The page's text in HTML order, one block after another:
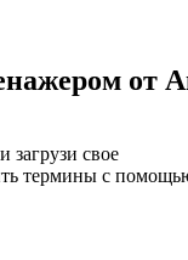
от
свое
термины с